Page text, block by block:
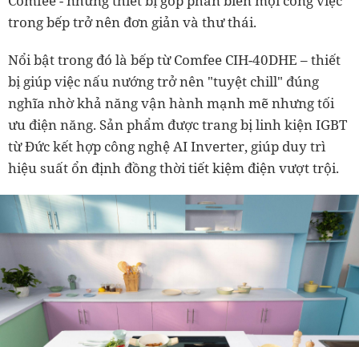
trong bếp trở nên đơn giản và thư thái.
Nổi bật trong đó là bếp từ Comfee CIH-40DHE – thiết
bị giúp việc nấu nướng trở nên "tuyệt chill" đúng
nghĩa nhờ khả năng vận hành mạnh mẽ nhưng tối
ưu điện năng. Sản phẩm được trang bị linh kiện IGBT
từ Đức kết hợp công nghệ AI Inverter, giúp duy trì
hiệu suất ổn định đồng thời tiết kiệm điện vượt trội.